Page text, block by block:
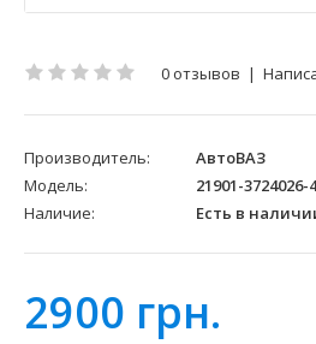
0 отзывов |
Производитель:
АвтоВАЗ
Модель:
21901-3724026-
Наличие:
Есть в
2900 грн.